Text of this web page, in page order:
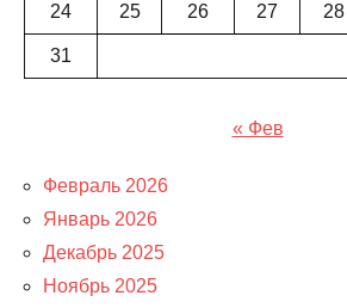
24 25 26 27 28
31
« Фев
Февраль 2026
Январь 2026
Декабрь 2025
Ноябрь 2025